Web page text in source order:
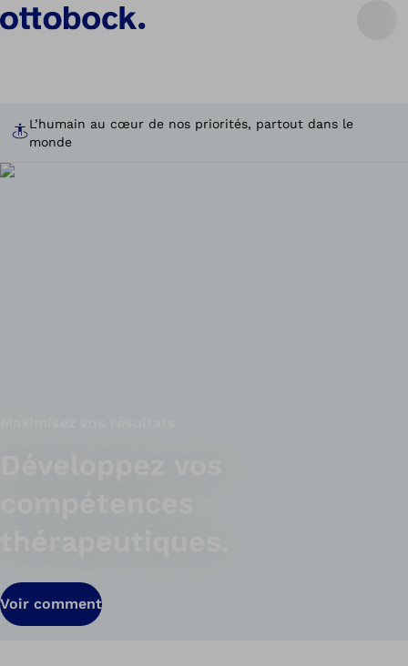
L’humain au cœur de nos priorités, partout dans le
monde
Voir comment